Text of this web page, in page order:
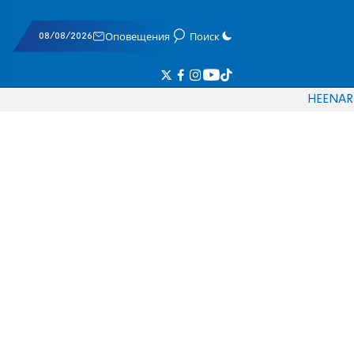
08/08/2026 Оповещения Поиск
HEENAR